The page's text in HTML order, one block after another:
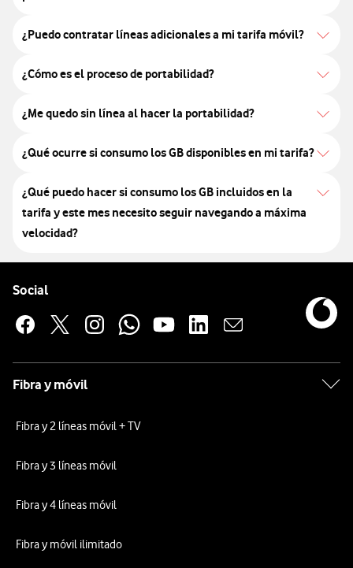
¿Puedo contratar líneas adicionales a mi tarifa móvil?
¿Cómo es el proceso de portabilidad?
¿Me quedo sin línea al hacer la portabilidad?
¿Qué ocurre si consumo los GB disponibles en mi tarifa?​
¿Qué puedo hacer si consumo los GB incluidos en la
tarifa y este mes necesito seguir navegando a máxima
velocidad?
Social
Fibra y móvil
Fibra y 2 líneas móvil + TV
Fibra y 3 líneas móvil
Fibra y 4 líneas móvil
Fibra y móvil ilimitado